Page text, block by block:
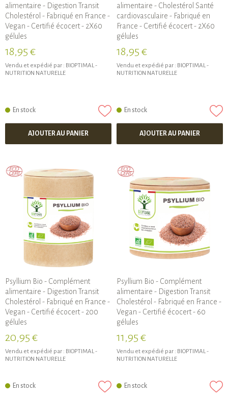
alimentaire - Digestion Transit
Cholestérol - Fabriqué en France -
Vegan - Certifié écocert - 2X60
gélules
18,95 €
Vendu et expédié par : BIOPTIMAL -
NUTRITION NATURELLE
En stock
AJOUTER AU PANIER
alimentaire - Cholestérol Santé
cardiovasculaire - Fabriqué en
France - Certifié écocert - 2X60
gélules
18,95 €
Vendu et expédié par : BIOPTIMAL -
NUTRITION NATURELLE
En stock
AJOUTER AU PANIER
Psyllium Bio - Complément
alimentaire - Digestion Transit
Cholestérol - Fabriqué en France -
Vegan - Certifié écocert - 200
gélules
20,95 €
Vendu et expédié par : BIOPTIMAL -
NUTRITION NATURELLE
En stock
Psyllium Bio - Complément
alimentaire - Digestion Transit
Cholestérol - Fabriqué en France -
Vegan - Certifié écocert - 60
gélules
11,95 €
Vendu et expédié par : BIOPTIMAL -
NUTRITION NATURELLE
En stock